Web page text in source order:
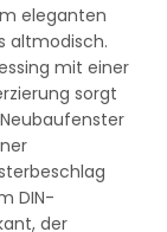
eleganten
altmodisch.
mit einer
sorgt
DIN-
der